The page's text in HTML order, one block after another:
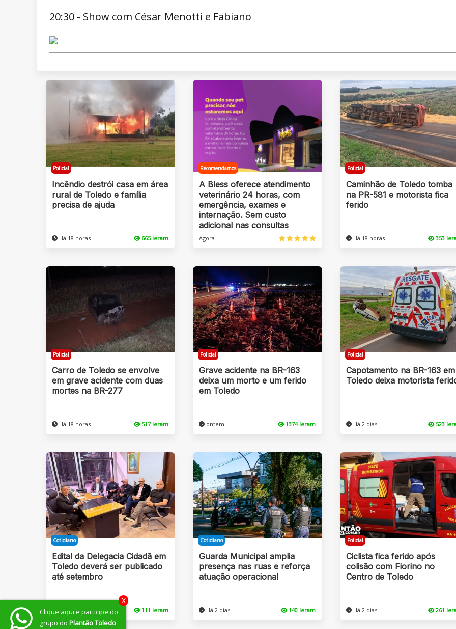
20:30 - Show com César Menotti e Fabiano
Policial
Incêndio destrói casa em área
rural de Toledo e família
precisa de ajuda
Há 18 horas 665 leram
Recomendamos
A Bless oferece atendimento
veterinário 24 horas, com
emergência, exames e
internação. Sem custo
adicional nas consultas
Agora
Policial
Caminhão de Toledo tomba
na PR-581 e motorista fica
ferido
Há 18 horas 353
Policial
Carro de Toledo se envolve
em grave acidente com duas
mortes na BR-277
Há 18 horas 517 leram
Policial
Grave acidente na BR-163
deixa um morto e um ferido
em Toledo
ontem 1374 leram
Policial
Capotamento na BR-163 em
Toledo deixa motorista
Há 2 dias 523
Cotidiano
Edital da Delegacia Cidadã em
Toledo deverá ser publicado
até setembro
Há 2 dias 111 leram
Cotidiano
Guarda Municipal amplia
presença nas ruas e reforça
atuação operacional
Há 2 dias 140 leram
Policial
Ciclista fica ferido após
colisão com Fiorino no
Centro de Toledo
Há 2 dias 261
Clique aqui e participe do
grupo do Plantão Toledo
x